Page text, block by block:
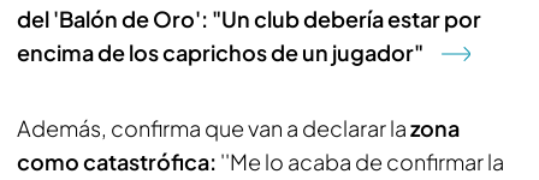
del 'Balón de Oro': "Un club debería estar por
encima de los caprichos de un jugador"
Además, confirma que van a declarar lazona
como catastrófica: ''Me lo acaba de confirmar la